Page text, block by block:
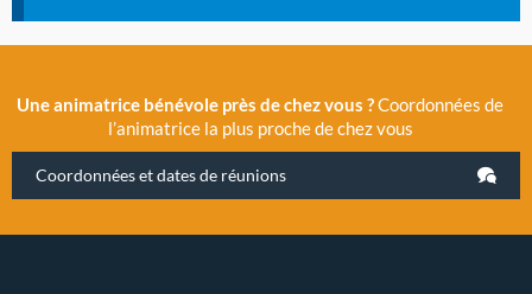
Une animatrice bénévole près de chez vous ?Coordonnées de
l’animatrice la plus proche de chez vous
Coordonnées et dates de réunions